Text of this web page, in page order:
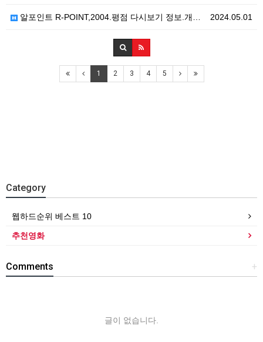
2024.05.01
알포인트 R-POINT,2004.평점 다시보기 정보.개…
1 2 3 4 5
Category
웹하드순위 베스트 10
추천영화
+
Comments
글이 없습니다.